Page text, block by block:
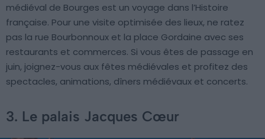
médiéval de Bourges est un voyage dans l’Histoire
française. Pour une visite optimisée des lieux, ne ratez
pas la rue Bourbonnoux et la place Gordaine avec ses
restaurants et commerces. Si vous êtes de passage en
juin, joignez-vous aux fêtes médiévales et profitez des
spectacles, animations, dîners médiévaux et concerts.
3. Le palais Jacques Cœur